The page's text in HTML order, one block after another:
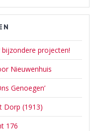
projecten!
Nieuwenhuis
Genoegen’
Dorp (1913)
176